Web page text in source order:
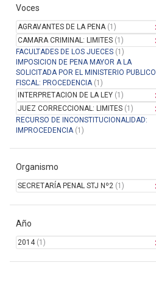
Manual del Usuario
Voces
AGRAVANTES DE LA PENA(1)
CAMARA CRIMINAL: LIMITES (1)
FACULTADES DE LOS JUECES (1)
IMPOSICION DE PENA MAYOR A LA
SOLICITADA POR EL MINISTERIO PUBLICO
FISCAL: PROCEDENCIA(1)
INTERPRETACION DE LA LEY (1)
JUEZ CORRECCIONAL: LIMITES (1)
RECURSO DE INCONSTITUCIONALIDAD:
IMPROCEDENCIA(1)
Organismo
SECRETARÍA PENAL STJ Nº2 (1)
Año
2014(1)